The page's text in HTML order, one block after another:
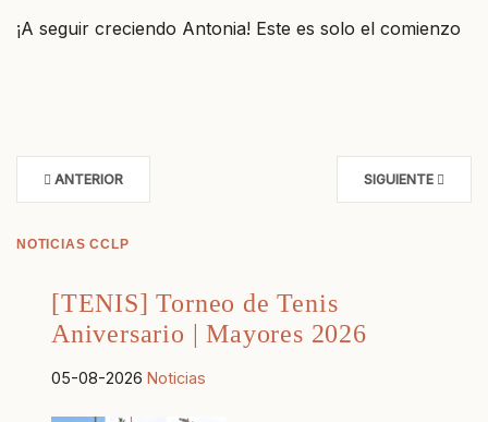
¡A seguir creciendo Antonia! Este es solo el comienzo
ANTERIOR SIGUIENTE
NOTICIAS CCLP
[TENIS] Torneo de Tenis
Aniversario | Mayores 2026
05-08-2026 Noticias